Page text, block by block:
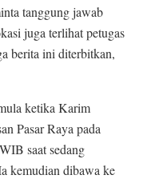
tanggung jawab
juga terlihat petugas
berita ini diterbitkan,
ketika Karim
Pasar Raya pada
saat sedang
kemudian dibawa ke